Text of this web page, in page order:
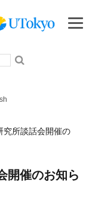
究所談話会開催の
開催のお知ら